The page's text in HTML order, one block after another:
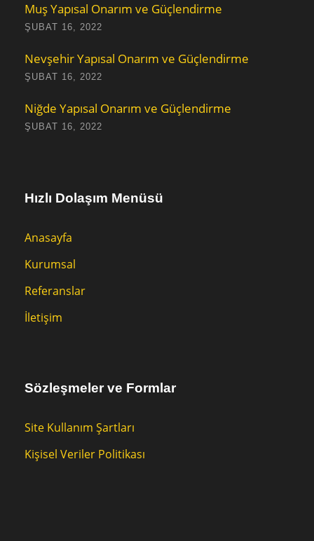
Muş Yapısal Onarım ve Güçlendirme
ŞUBAT 16, 2022
Nevşehir Yapısal Onarım ve Güçlendirme
ŞUBAT 16, 2022
Niğde Yapısal Onarım ve Güçlendirme
ŞUBAT 16, 2022
Hızlı Dolaşım Menüsü
Anasayfa
Kurumsal
Referanslar
İletişim
Sözleşmeler ve Formlar
Site Kullanım Şartları
Kişisel Veriler Politikası